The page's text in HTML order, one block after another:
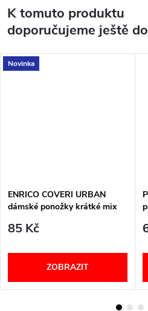
K tomuto produktu
doporučujeme ještě
Novinka
ENRICO COVERI URBAN
dámské ponožky krátké mix
85 Kč
ZOBRAZIT